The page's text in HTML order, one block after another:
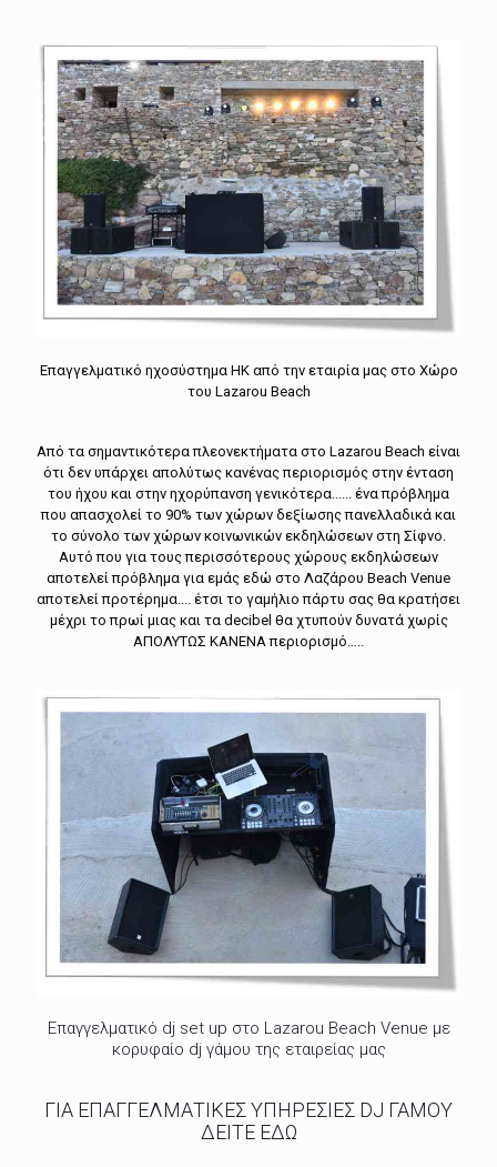
Επαγγελματικό ηχοσύστημα HK από την εταιρία μας στο Χώρο
του Lazarou Beach
Από τα σημαντικότερα πλεονεκτήματα στο Lazarou Beach είναι
ότι δεν υπάρχει απολύτως κανένας περιορισμός στην ένταση
του ήχου και στην ηχορύπανση γενικότερα...... ένα πρόβλημα
που απασχολεί το 90% των χώρων δεξίωσης πανελλαδικά και
το σύνολο των χώρων κοινωνικών εκδηλώσεων στη Σίφνο.
Αυτό που για τους περισσότερους χώρους εκδηλώσεων
αποτελεί πρόβλημα για εμάς εδώ στο Λαζάρου Beach Venue
αποτελεί προτέρημα.... έτσι το γαμήλιο πάρτυ σας θα κρατήσει
μέχρι το πρωί μιας και τα decibel θα χτυπούν δυνατά χωρίς
ΑΠΟΛΥΤΩΣ ΚΑΝΕΝΑ περιορισμό…..
Επαγγελματικό dj set up στο Lazarou Beach Venue με
κορυφαίο dj γάμου της εταιρείας μας
ΓΙΑ ΕΠΑΓΓΕΛΜΑΤΙΚΕΣ ΥΠΗΡΕΣΙΕΣ DJ ΓΑΜΟΥ
ΔΕΙΤΕ ΕΔΩ